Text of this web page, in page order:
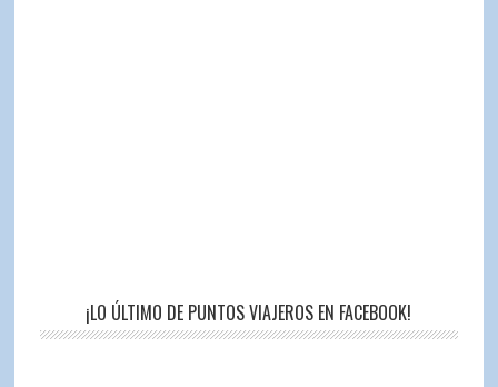
¡LO ÚLTIMO DE PUNTOS VIAJEROS EN FACEBOOK!